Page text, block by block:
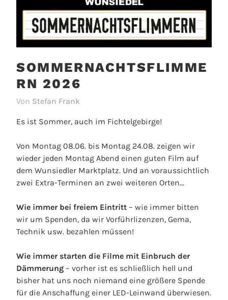
SOMMERNACHTSFLIMME
RN 2026
Von Stefan Frank
Es ist Sommer, auch im Fichtelgebirge!
Von Montag 08.06. bis Montag 24.08. zeigen wir
wieder jeden Montag Abend einen guten Film auf
dem Wunsiedler Marktplatz. Und an voraussichtlich
zwei Extra-Terminen an zwei weiteren Orten…
Wie immer bei freiem Eintritt – wie immer bitten
wir um Spenden, da wir Vorführlizenzen, Gema,
Technik usw. bezahlen müssen!
Wie immer starten die Filme mit Einbruch der
Dämmerung – vorher ist es schließlich hell und
bisher hat uns noch niemand eine größere Spende
für die Anschaffung einer LED-Leinwand überwiesen.